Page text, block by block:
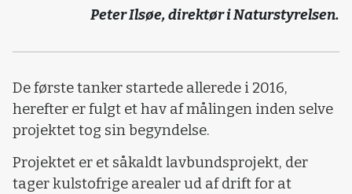
Peter Ilsøe, direktør i Naturstyrelsen.
De første tanker startede allerede i 2016,
herefter er fulgt et hav af målingen inden selve
projektet tog sin begyndelse.
Projektet er et såkaldt lavbundsprojekt, der
tager kulstofrige arealer ud af drift for at